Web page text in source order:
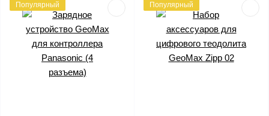
Популярный Популярный